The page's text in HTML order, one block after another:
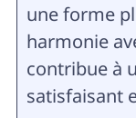
une forme
harmonie
contribue à
satisfaisant